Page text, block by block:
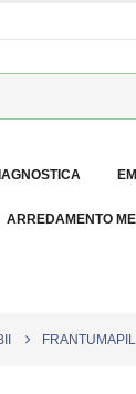
ARREDAMENTO